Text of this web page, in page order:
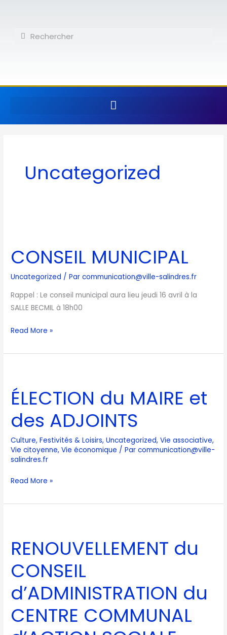
contenuRechercher
Rechercher
Uncategorized
CONSEIL MUNICIPAL
Uncategorized / Parcommunication@ville-salindres.fr
Rappel : Le conseil municipal aura lieu jeudi 16 avril à la
SALLE BECMIL à 18h00
Read More »
ÉLECTION du MAIRE et
des ADJOINTS
Culture,Festivités & Loisirs,Uncategorized,Vie associative,
Vie citoyenne,Vie économique / Parcommunication@ville-
salindres.fr
MAIRE
et
des
Read More »
RENOUVELLEMENT du
CONSEIL
d’ADMINISTRATION du
CENTRE COMMUNAL
CONSEIL
du
CENTRE
COMMUNAL
d’ACTION
SOCIALE